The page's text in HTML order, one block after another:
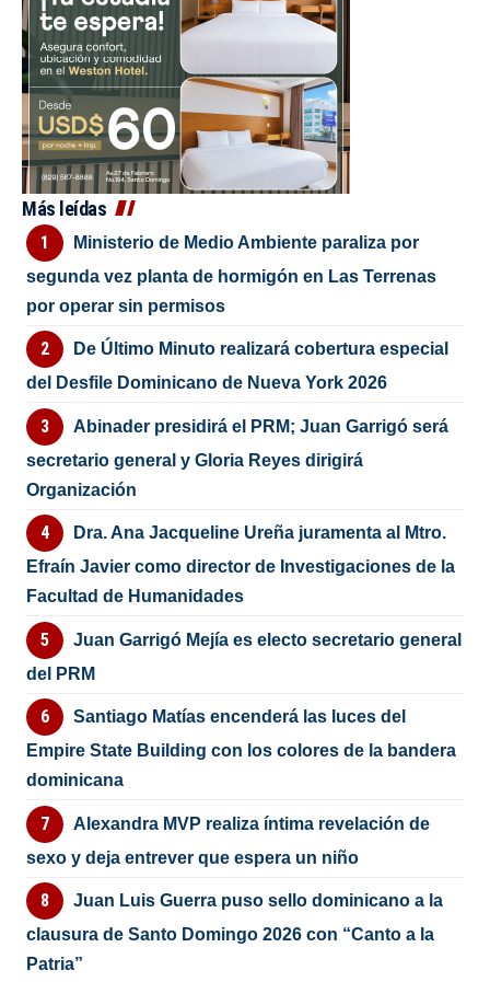
Más leídas
Ministerio de Medio Ambiente paraliza por
segunda vez planta de hormigón en Las Terrenas
por operar sin permisos
De Último Minuto realizará cobertura especial
del Desfile Dominicano de Nueva York 2026
Abinader presidirá el PRM; Juan Garrigó será
secretario general y Gloria Reyes dirigirá
Organización
Dra. Ana Jacqueline Ureña juramenta al Mtro.
Efraín Javier como director de Investigaciones de la
Facultad de Humanidades
Juan Garrigó Mejía es electo secretario general
del PRM
Santiago Matías encenderá las luces del
Empire State Building con los colores de la bandera
dominicana
Alexandra MVP realiza íntima revelación de
sexo y deja entrever que espera un niño
Juan Luis Guerra puso sello dominicano a la
clausura de Santo Domingo 2026 con “Canto a la
Patria”